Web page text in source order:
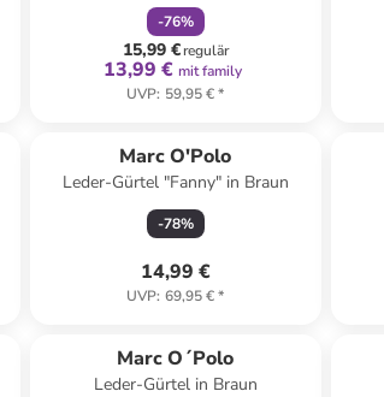
-76%
15,99 €regulär
13,99 € mit family
UVP: 59,95 €*
Marc O'Polo
Leder-Gürtel "Fanny" in Braun
-78%
14,99 €
UVP: 69,95 €*
Marc O´Polo
Leder-Gürtel in Braun